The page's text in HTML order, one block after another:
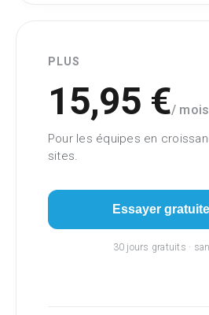
PLUS
15,95 €/ mois
Pour les équipes en
sites.
Essayer
30 jours gratuits ·